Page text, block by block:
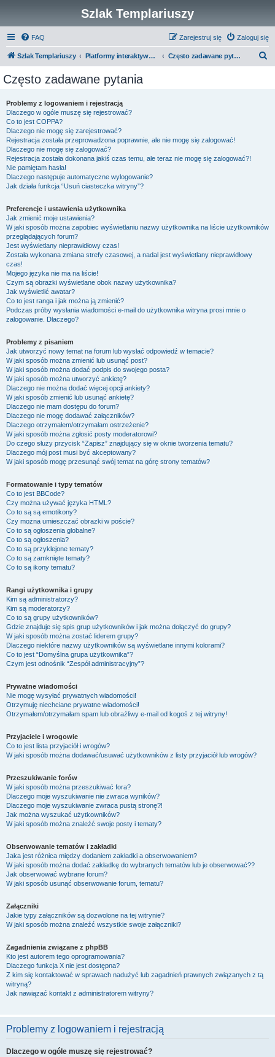
Szlak Templariuszy
FAQ Zaloguj się
Zarejestruj się
Szlak Templariuszy Platformy interaktywne Szlaku Templariuszy Często zadawane pytania
Często zadawane pytania
Problemy z logowaniem i rejestracją
Dlaczego w ogóle muszę się rejestrować?
Co to jest COPPA?
Dlaczego nie mogę się zarejestrować?
Rejestracja została przeprowadzona poprawnie, ale nie mogę się zalogować!
Dlaczego nie mogę się zalogować?
Rejestracja została dokonana jakiś czas temu, ale teraz nie mogę się zalogować?!
Nie pamiętam hasła!
Dlaczego następuje automatyczne wylogowanie?
Jak działa funkcja “Usuń ciasteczka witryny”?
Preferencje i ustawienia użytkownika
Jak zmienić moje ustawienia?
W jaki sposób można zapobiec wyświetlaniu nazwy użytkownika na liście użytkowników
przeglądających forum?
Jest wyświetlany nieprawidłowy czas!
Została wykonana zmiana strefy czasowej, a nadal jest wyświetlany nieprawidłowy
czas!
Mojego języka nie ma na liście!
Czym są obrazki wyświetlane obok nazwy użytkownika?
Jak wyświetlić awatar?
Co to jest ranga i jak można ją zmienić?
Podczas próby wysłania wiadomości e-mail do użytkownika witryna prosi mnie o
zalogowanie. Dlaczego?
Problemy z pisaniem
Jak utworzyć nowy temat na forum lub wysłać odpowiedź w temacie?
W jaki sposób można zmienić lub usunąć post?
W jaki sposób można dodać podpis do swojego posta?
W jaki sposób można utworzyć ankietę?
Dlaczego nie można dodać więcej opcji ankiety?
W jaki sposób zmienić lub usunąć ankietę?
Dlaczego nie mam dostępu do forum?
Dlaczego nie mogę dodawać załączników?
Dlaczego otrzymałem/otrzymałam ostrzeżenie?
W jaki sposób można zgłosić posty moderatorowi?
Do czego służy przycisk “Zapisz” znajdujący się w oknie tworzenia tematu?
Dlaczego mój post musi być akceptowany?
W jaki sposób mogę przesunąć swój temat na górę strony tematów?
Formatowanie i typy tematów
Co to jest BBCode?
Czy można używać języka HTML?
Co to są są emotikony?
Czy można umieszczać obrazki w poście?
Co to są ogłoszenia globalne?
Co to są ogłoszenia?
Co to są przyklejone tematy?
Co to są zamknięte tematy?
Co to są ikony tematu?
Rangi użytkownika i grupy
Kim są administratorzy?
Kim są moderatorzy?
Co to są grupy użytkowników?
Gdzie znajduje się spis grup użytkowników i jak można dołączyć do grupy?
W jaki sposób można zostać liderem grupy?
Dlaczego niektóre nazwy użytkowników są wyświetlane innymi kolorami?
Co to jest “Domyślna grupa użytkownika”?
Czym jest odnośnik “Zespół administracyjny”?
Prywatne wiadomości
Nie mogę wysyłać prywatnych wiadomości!
Otrzymuję niechciane prywatne wiadomości!
Otrzymałem/otrzymałam spam lub obraźliwy e-mail od kogoś z tej witryny!
Przyjaciele i wrogowie
Co to jest lista przyjaciół i wrogów?
W jaki sposób można dodawać/usuwać użytkowników z listy przyjaciół lub wrogów?
Przeszukiwanie forów
W jaki sposób można przeszukiwać fora?
Dlaczego moje wyszukiwanie nie zwraca wyników?
Dlaczego moje wyszukiwanie zwraca pustą stronę?!
Jak można wyszukać użytkowników?
W jaki sposób można znaleźć swoje posty i tematy?
Obserwowanie tematów i zakładki
Jaka jest różnica między dodaniem zakładki a obserwowaniem?
W jaki sposób można dodać zakładkę do wybranych tematów lub je obserwować??
Jak obserwować wybrane forum?
W jaki sposób usunąć obserwowanie forum, tematu?
Załączniki
Jakie typy załączników są dozwolone na tej witrynie?
W jaki sposób można znaleźć wszystkie swoje załączniki?
Zagadnienia związane z phpBB
Kto jest autorem tego oprogramowania?
Dlaczego funkcja X nie jest dostępna?
Z kim się kontaktować w sprawach nadużyć lub zagadnień prawnych związanych z tą
witryną?
Jak nawiązać kontakt z administratorem witryny?
Problemy z logowaniem i rejestracją
Dlaczego w ogóle muszę się rejestrować?